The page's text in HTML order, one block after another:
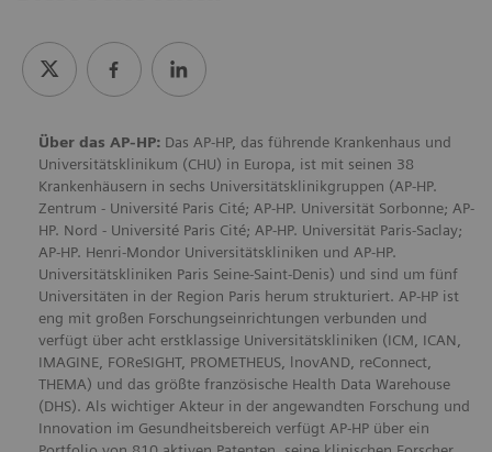
Über das AP-HP: Das AP-HP, das führende Krankenhaus und
Universitätsklinikum (CHU) in Europa, ist mit seinen 38
Krankenhäusern in sechs Universitätsklinikgruppen (AP-HP.
Zentrum - Université Paris Cité; AP-HP. Universität Sorbonne; AP-
HP. Nord - Université Paris Cité; AP-HP. Universität Paris-Saclay;
AP-HP. Henri-Mondor Universitätskliniken und AP-HP.
Universitätskliniken Paris Seine-Saint-Denis) und sind um fünf
Universitäten in der Region Paris herum strukturiert. AP-HP ist
eng mit großen Forschungseinrichtungen verbunden und
verfügt über acht erstklassige Universitätskliniken (ICM, ICAN,
IMAGINE, FOReSIGHT, PROMETHEUS, lnovAND, reConnect,
THEMA) und das größte französische Health Data Warehouse
(DHS). Als wichtiger Akteur in der angewandten Forschung und
Innovation im Gesundheitsbereich verfügt AP-HP über ein